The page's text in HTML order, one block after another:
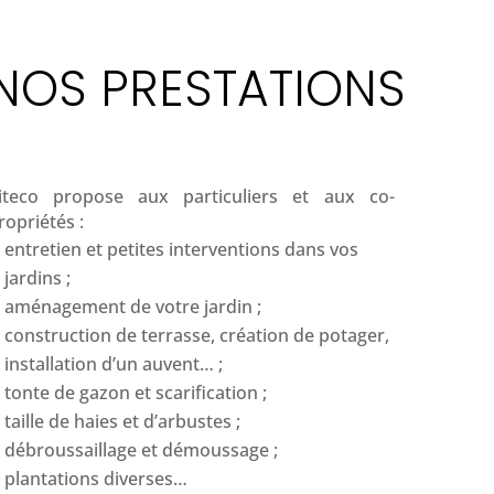
PRESTATIONS
propose aux particuliers et aux co-
:
entretien et petites interventions dans vos
jardins ;
aménagement de votre jardin ;
construction de terrasse, création de potager,
installation d’un auvent… ;
tonte de gazon et scarification ;
taille de haies et d’arbustes ;
débroussaillage et démoussage ;
plantations diverses…